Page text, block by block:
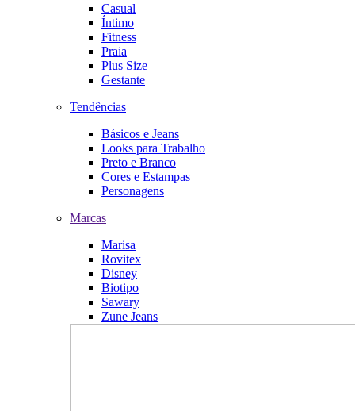
Casual
Íntimo
Fitness
Praia
Plus Size
Gestante
Tendências
Básicos e Jeans
Looks para Trabalho
Preto e Branco
Cores e Estampas
Personagens
Marcas
Marisa
Rovitex
Disney
Biotipo
Sawary
Zune Jeans